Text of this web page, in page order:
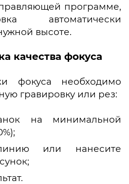
программе,
автоматически
высоте.
качества фокуса
фокуса необходимо
гравировку или рез:
на минимальной
или нанесите